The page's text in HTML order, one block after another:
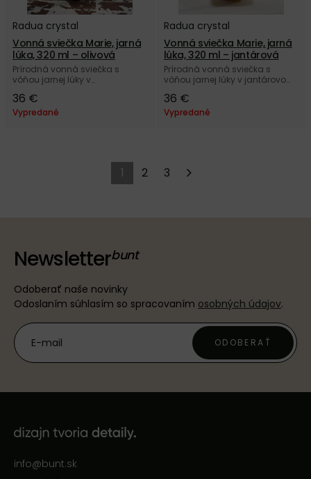
Radua crystal
Vonná sviečka Marie, jarná
lúka, 320 ml – olivová
Prírodná vonná sviečka s
vôňou jarnej lúky v
z českého autorského skla
Radua crystal.
36 €
Vypredané
Radua crystal
Vonná sviečka Marie, jarná
lúka, 320 ml – jantárová
Prírodná vonná sviečka s
vôňou jarnej lúky v jantárovom
autorského skla Radua crystal.
36 €
Vypredané
1 2 3
Newsletter
Odoberať naše novinky
Odoslaním súhlasím so spracovaním osobných údajov.
ODOBERAŤ
info@bunt.sk